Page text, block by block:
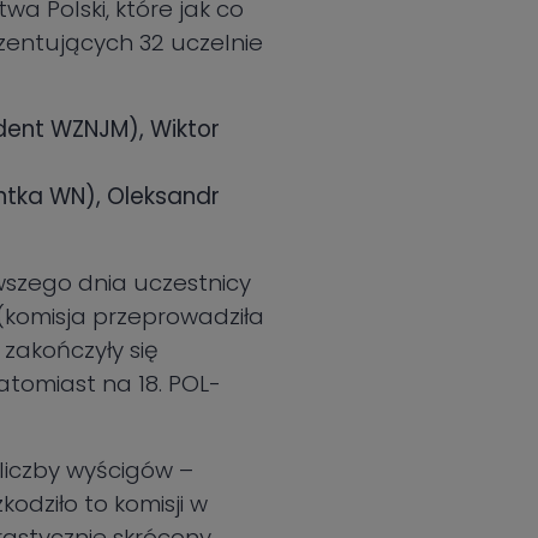
Polski, które jak co
32 uczelnie
WZNJM), Wiktor
WN), Oleksandr
dnia uczestnicy
przeprowadziła
się
na 18. POL-
wyścigów –
to komisji w